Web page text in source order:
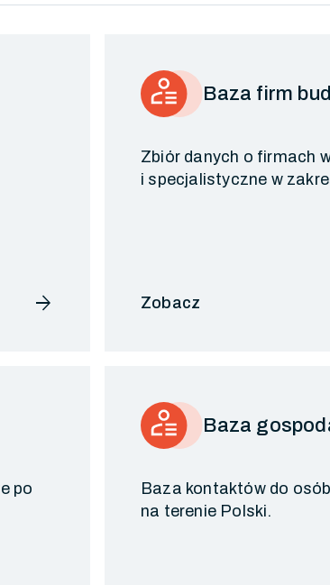
arrow_forward
Baza firm
Zbiór danych o firmach
i specjalistyczne w
Zobacz
po
Baza
Baza kontaktów do
na terenie Polski.